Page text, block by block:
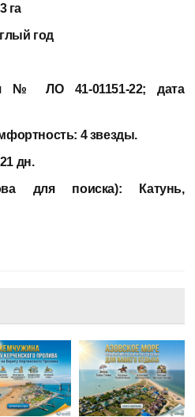
га
год
№ ЛО 41-01151-22; дата
: 4 звезды.
дн.
для поиска):
Катунь,